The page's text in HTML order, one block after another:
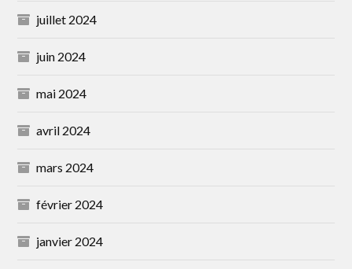
juillet 2024
juin 2024
mai 2024
avril 2024
mars 2024
février 2024
janvier 2024